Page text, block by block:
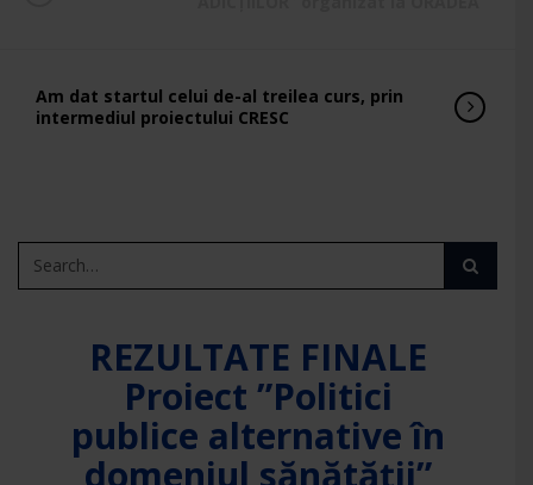
Am dat startul celui de-al treilea curs, prin
intermediul proiectului CRESC
REZULTATE FINALE
Proiect ”Politici
publice alternative în
domeniul sănătății”